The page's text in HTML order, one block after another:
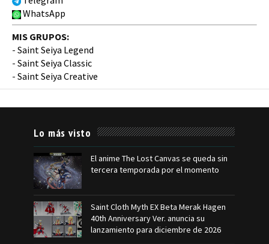
WhatsApp
MIS GRUPOS:
- Saint Seiya Legend
- Saint Seiya Classic
- Saint Seiya Creative
Lo más visto
El anime The Lost Canvas se queda sin
tercera temporada por el momento
Saint Cloth Myth EX Beta Merak Hagen
40th Anniversary Ver. anuncia su
lanzamiento para diciembre de 2026